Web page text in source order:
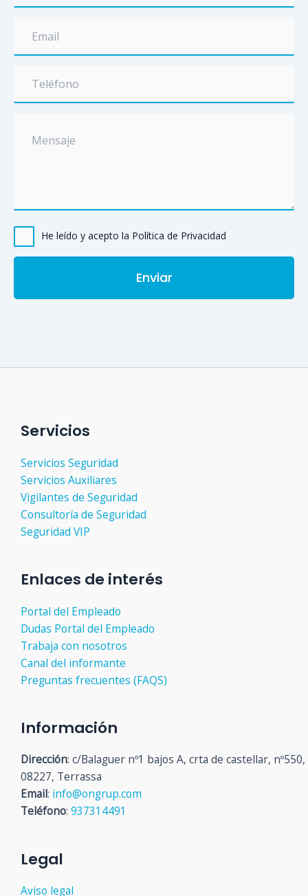
He leído y acepto la Política de Privacidad
Servicios
Servicios Seguridad
Servicios Auxiliares
Vigilantes de Seguridad
Consultoría de Seguridad
Seguridad VIP
Enlaces de interés
Portal del Empleado
Dudas Portal del Empleado
Trabaja con nosotros
Canal del informante
Preguntas frecuentes (FAQS)
Información
Dirección: c/Balaguer nº1 bajos A, crta de castellar, nº550,
08227, Terrassa
Email: info@ongrup.com
Teléfono: 937314491
Legal
Aviso legal